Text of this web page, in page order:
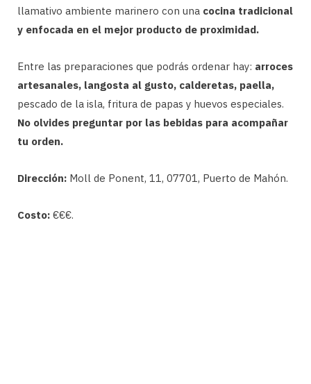
llamativo ambiente marinero con una cocina tradicional
y enfocada en el mejor producto de proximidad.
Entre las preparaciones que podrás ordenar hay: arroces
artesanales, langosta al gusto, calderetas, paella,
pescado de la isla, fritura de papas y huevos especiales.
No olvides preguntar por las bebidas para acompañar
tu orden.
Dirección: Moll de Ponent, 11, 07701, Puerto de Mahón.
Costo: €€€.